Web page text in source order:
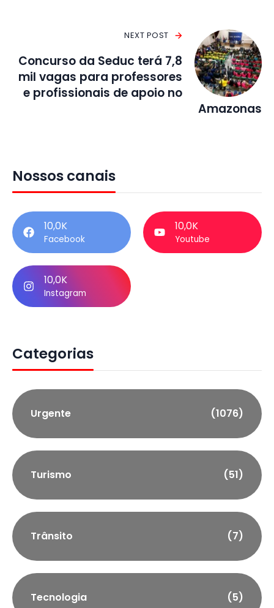
NEXT POST
Concurso da Seduc terá 7,8
mil vagas para professores
e profissionais de apoio no
Amazonas
Nossos canais
10,0K
Facebook
10,0K
Youtube
10,0K
Instagram
Categorias
Urgente (1076)
Turismo (51)
Trânsito (7)
Tecnologia (5)